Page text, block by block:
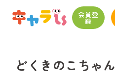
会員登
録
どくきのこちゃん